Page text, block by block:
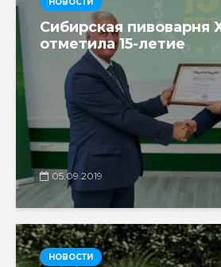
Сибирская пивоварня
отметила 15-летие
05.09.2019
НОВОСТИ